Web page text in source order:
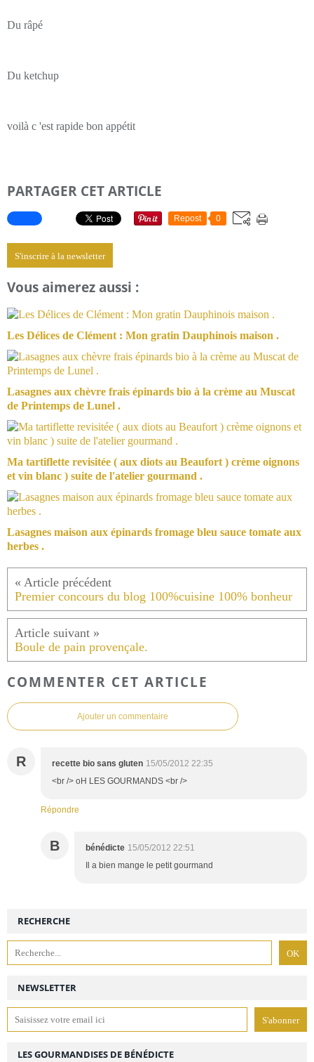
Du râpé
Du ketchup
voilà c 'est rapide bon appétit
PARTAGER CET ARTICLE
Repost 0
S'inscrire à la newsletter
Vous aimerez aussi :
Les Délices de Clément : Mon gratin Dauphinois maison .
Lasagnes aux chèvre frais épinards bio à la crème au Muscat
de Printemps de Lunel .
Ma tartiflette revisitée ( aux diots au Beaufort ) crème oignons
et vin blanc ) suite de l'atelier gourmand .
Lasagnes maison aux épinards fromage bleu sauce tomate aux
herbes .
Premier concours du blog 100%cuisine 100% bonheur
Boule de pain provençale.
COMMENTER CET ARTICLE
Ajouter un commentaire
R recette bio sans gluten 15/05/2012 22:35
<br /> oH LES GOURMANDS <br />
Répondre
B bénédicte 15/05/2012 22:51
Il a bien mange le petit gourmand
NEWSLETTER
RECHERCHE
LES GOURMANDISES DE BÉNÉDICTE